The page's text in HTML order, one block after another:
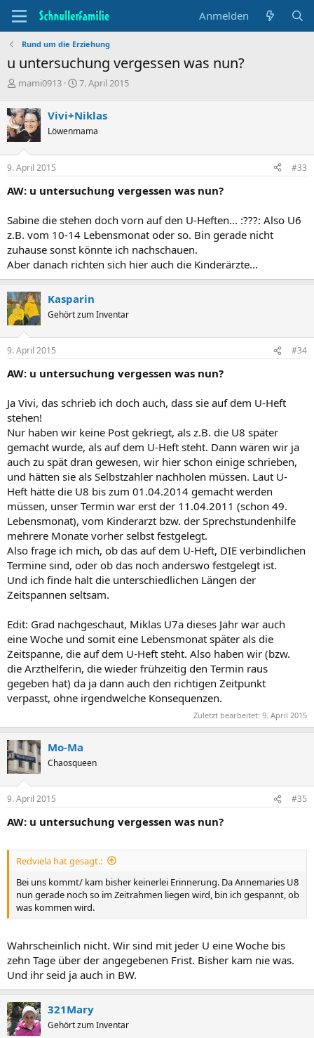
Anmelden
Rund um die Erziehung
u untersuchung vergessen was nun?
T
e
m
e
n
s
t
r
e
r
mami0913
B
i
n
d
u
7. April 2015
Vivi+Niklas
Löwenmama
9. April 2015 #33
AW: u untersuchung vergessen was nun?
Sabine die stehen doch vorn auf den U-Heften... :???: Also U6
z.B. vom 10-14 Lebensmonat oder so. Bin gerade nicht
zuhause sonst könnte ich nachschauen.
Aber danach richten sich hier auch die Kinderärzte...
Kasparin
Gehört zum Inventar
9. April 2015 #34
AW: u untersuchung vergessen was nun?
Ja Vivi, das schrieb ich doch auch, dass sie auf dem U-Heft
stehen!
Nur haben wir keine Post gekriegt, als z.B. die U8 später
gemacht wurde, als auf dem U-Heft steht. Dann wären wir ja
auch zu spät dran gewesen, wir hier schon einige schrieben,
und hätten sie als Selbstzahler nachholen müssen. Laut U-
Heft hätte die U8 bis zum 01.04.2014 gemacht werden
müssen, unser Termin war erst der 11.04.2011 (schon 49.
Lebensmonat), vom Kinderarzt bzw. der Sprechstundenhilfe
mehrere Monate vorher selbst festgelegt.
Also frage ich mich, ob das auf dem U-Heft, DIE verbindlichen
Termine sind, oder ob das noch anderswo festgelegt ist.
Und ich finde halt die unterschiedlichen Längen der
Zeitspannen seltsam.
Edit: Grad nachgeschaut, Miklas U7a dieses Jahr war auch
eine Woche und somit eine Lebensmonat später als die
Zeitspanne, die auf dem U-Heft steht. Also haben wir (bzw.
die Arzthelferin, die wieder frühzeitig den Termin raus
gegeben hat) da ja dann auch den richtigen Zeitpunkt
verpasst, ohne irgendwelche Konsequenzen.
Zuletzt bearbeitet: 9. April 2015
Mo-Ma
Chaosqueen
9. April 2015 #35
AW: u untersuchung vergessen was nun?
Redviela hat gesagt.:
Bei uns kommt/ kam bisher keinerlei Erinnerung. Da Annemaries U8
nun gerade noch so im Zeitrahmen liegen wird, bin ich gespannt, ob
was kommen wird.
Wahrscheinlich nicht. Wir sind mit jeder U eine Woche bis
zehn Tage über der angegebenen Frist. Bisher kam nie was.
Und ihr seid ja auch in BW.
321Mary
Gehört zum Inventar